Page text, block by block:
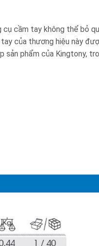
cầm tay không thể bỏ
của thương hiệu này
sản phẩm của Kingtony,